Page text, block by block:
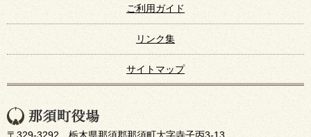
ご利用ガイド
リンク集
サイトマップ
〒329-3292 栃木県那須郡那須町大字寺子丙3-13